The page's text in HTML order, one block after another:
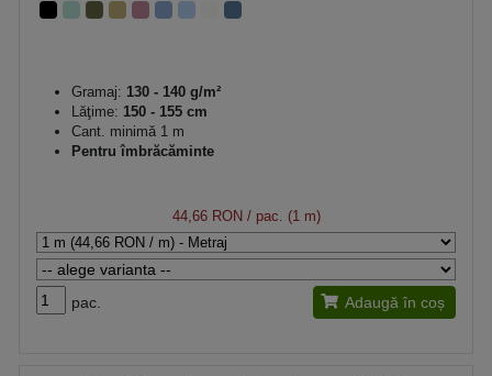
Gramaj: 130 - 140 g/m²
Lăţime: 150 - 155 cm
Cant. minimă 1 m
Pentru îmbrăcăminte
44,66 RON/ pac. (1 m)
pac. Adaugă în coș